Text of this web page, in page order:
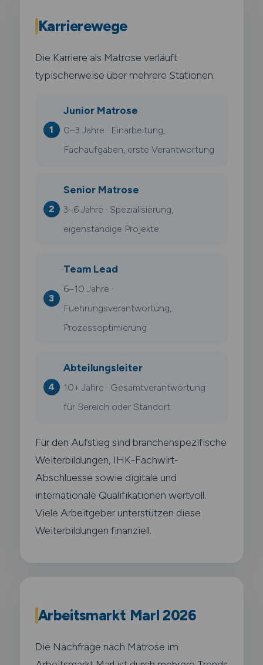
Karrierewege
Die Karriere als Matrose verläuft
typischerweise über mehrere Stationen:
Junior Matrose
0–3 Jahre · Einarbeitung,
Fachaufgaben, erste Verantwortung
Senior Matrose
3–6 Jahre · Spezialisierung,
eigenständige Projekte
Team Lead
6–10 Jahre ·
Fuehrungsverantwortung,
Prozessoptimierung
Abteilungsleiter
10+ Jahre · Gesamtverantwortung
für Bereich oder Standort
Für den Aufstieg sind branchenspezifische
Weiterbildungen, IHK-Fachwirt-
Abschluesse sowie digitale und
internationale Qualifikationen wertvoll.
Viele Arbeitgeber unterstützen diese
Weiterbildungen finanziell.
Arbeitsmarkt Marl 2026
Die Nachfrage nach Matrose im